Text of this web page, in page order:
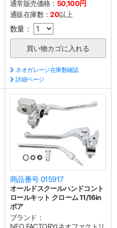
通常販売価格： 50,100円
通販在庫数：20以上
数量：
ネオガレージ在庫数確認
詳細ページ
商品番号 015917
オールドスクールハンドコント
ロールキット クローム 11/16in
ボア
ブランド：